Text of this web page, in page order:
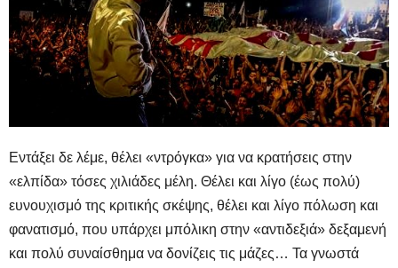
Εντάξει δε λέμε, θέλει «ντρόγκα» για να κρατήσεις στην
«ελπίδα» τόσες χιλιάδες μέλη. Θέλει και λίγο (έως πολύ)
ευνουχισμό της κριτικής σκέψης, θέλει και λίγο πόλωση και
φανατισμό, που υπάρχει μπόλικη στην «αντιδεξιά» δεξαμενή
και πολύ συναίσθημα να δονίζεις τις μάζες… Τα γνωστά